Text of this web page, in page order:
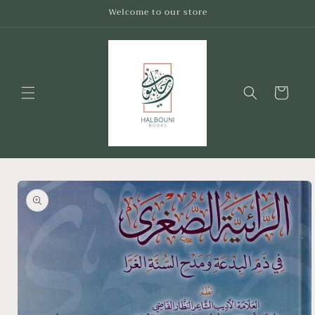
Welcome to our store
Cart
Skip to
product
information